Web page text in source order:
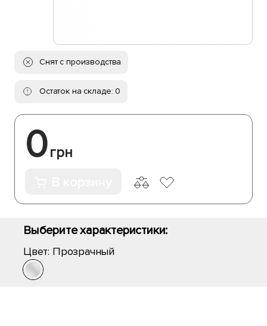
Снят с производства
Остаток на складе: 0
0грн
Выберите характеристики:
Цвет: Прозрачный